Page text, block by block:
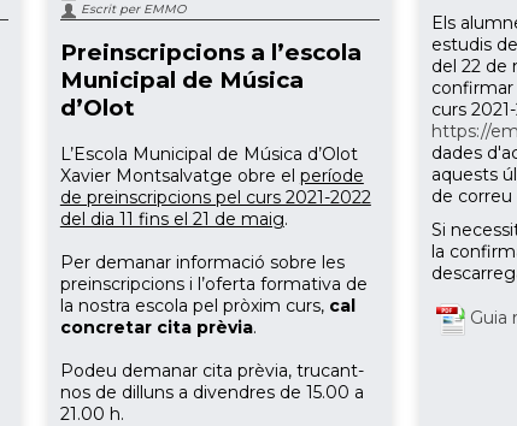
Escrit per EMMO
Preinscripcions a l’escola
Municipal de Música
d’Olot
L’Escola Municipal de Música d’Olot
Xavier Montsalvatge obre el període
de preinscripcions pel curs 2021-2022
del dia 11 fins el 21 de maig.
Per demanar informació sobre les
preinscripcions i l’oferta formativa de
la nostra escola pel pròxim curs, cal
concretar cita prèvia.
Podeu demanar cita prèvia, trucant-
nos de dilluns a divendres de 15.00 a
21.00 h.
Els
estudis
del 22 de
curs
https://
dades
aquests
de correu
Si
la
Guia